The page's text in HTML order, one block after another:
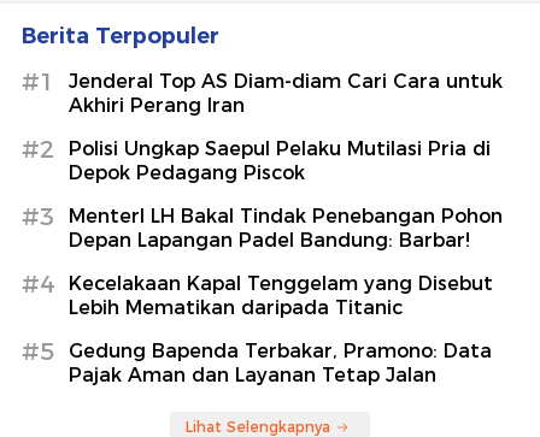
Berita Terpopuler
#1
Jenderal Top AS Diam-diam Cari Cara untuk
Akhiri Perang Iran
#2
Polisi Ungkap Saepul Pelaku Mutilasi Pria di
Depok Pedagang Piscok
#3
MenterI LH Bakal Tindak Penebangan Pohon
Depan Lapangan Padel Bandung: Barbar!
#4
Kecelakaan Kapal Tenggelam yang Disebut
Lebih Mematikan daripada Titanic
#5
Gedung Bapenda Terbakar, Pramono: Data
Pajak Aman dan Layanan Tetap Jalan
Lihat Selengkapnya